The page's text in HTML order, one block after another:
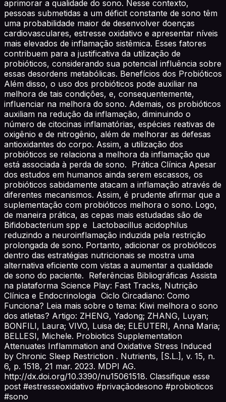
aprimorar a qualidade do sono. Nesse contexto,
pessoas submetidas a um déficit constante de sono têm
uma probabilidade maior de desenvolver doenças
cardiovasculares, estresse oxidativo e apresentar níveis
mais elevados de inflamação sistêmica. Esses fatores
contribuem para a justificativa da utilização de
probióticos, considerando sua potencial influência sobre
essas desordens metabólicas. Benefícios dos Probióticos
Além disso, o uso dos probióticos pode auxiliar na
melhora de tais condições, e, consequentemente,
influenciar na melhora do sono. Ademais, os probióticos
auxiliam na redução da inflamação, diminuindo o
número de citocinas inflamatórias, espécies reativas de
oxigênio e de nitrogênio, além de melhorar as defesas
antioxidantes do corpo. Assim, a utilização dos
probióticos se relaciona a melhora da inflamação que
está associada à perda de sono. Prática Clínica Apesar
dos estudos em humanos ainda serem escassos, os
probióticos sabidamente atacam a inflamação através de
diferentes mecanismos. Assim, é prudente afirmar que a
suplementação com probióticos melhora o sono. Logo,
de maneira prática, as cepas mais estudadas são de
Bifidobacterium spp e Lactobacillus acidophilus
reduzindo a neuroinflamação induzida pela restrição
prolongada de sono. Portanto, adicionar os probióticos
dentro das estratégias nutricionais se mostra uma
alternativa eficiente com vistas a aumentar a qualidade
de sono do paciente. Referências Bibliográficas Assista
na plataforma Science Play: Fast Tracks, Nutrição
Clínica e Endocrinologia Ciclo Circadiano: Como
Funciona? Leia mais sobre o tema: Kiwi melhora o sono
dos atletas? Artigo: ZHENG, Yadong; ZHANG, Luyan;
BONFILI, Laura; VIVO, Luisa de; ELEUTERI, Anna Maria;
BELLESI, Michele. Probiotics Supplementation
Attenuates Inflammation and Oxidative Stress Induced
by Chronic Sleep Restriction . Nutrients, [S.L.], v. 15, n.
6, p. 1518, 21 mar. 2023. MDPI AG.
http://dx.doi.org/10.3390/nu15061518. Classifique esse
post #estresseoxidativo #privaçãodesono #probioticos
#sono